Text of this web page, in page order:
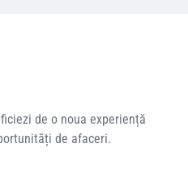
de o noua experiență
de afaceri.